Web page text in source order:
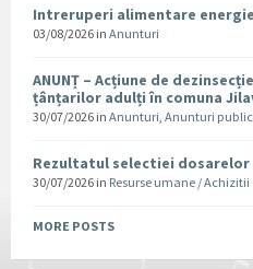
Intreruperi alimentare
03/08/2026 in Anunturi
ANUNȚ – Acțiune de
țânțarilor adulți în comuna
30/07/2026 in Anunturi, Anunturi
Rezultatul selectiei dosarelor
30/07/2026 in Resurse umane / Achizitii
MORE POSTS